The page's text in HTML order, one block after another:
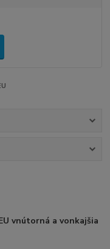
vnútorná a vonkajšia